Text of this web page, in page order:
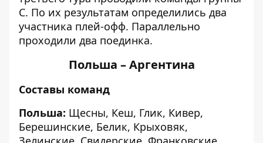
С. По их результатам определились два
участника плей-офф. Параллельно
проходили два поединка.
Польша – Аргентина
Составы команд
Польша: Щесны, Кеш, Глик, Кивер,
Берешинские, Белик, Крыховяк,